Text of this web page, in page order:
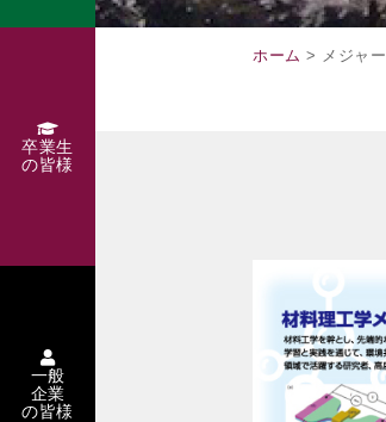
卒業生
の皆様
一般
企業
の皆様
ホーム > メジャー